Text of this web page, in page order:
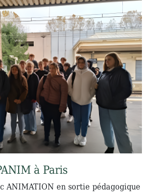
à Paris
ANIMATION en sortie pédagogique